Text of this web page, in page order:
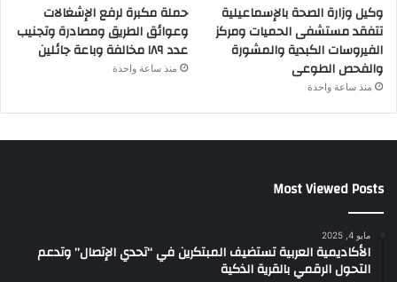
وكيل وزارة الصحة بالإسماعيلية
تتفقد مستشفى الحميات ومركز
الفيروسات الكبدية والمشورة
والفحص الطوعى
منذ ساعة واحدة
حملة مكبرة لرفع الإشغالات
وعوائق الطريق ومصادرة وتجنيب
عدد ١٨٩ مخالفة وباعة جائلين
منذ ساعة واحدة
Most Viewed Posts
مايو 4, 2025
الأكاديمية العربية تستضيف المبتكرين في “تحدي الإتصال” وتدعم
التحول الرقمي بالقرية الذكية